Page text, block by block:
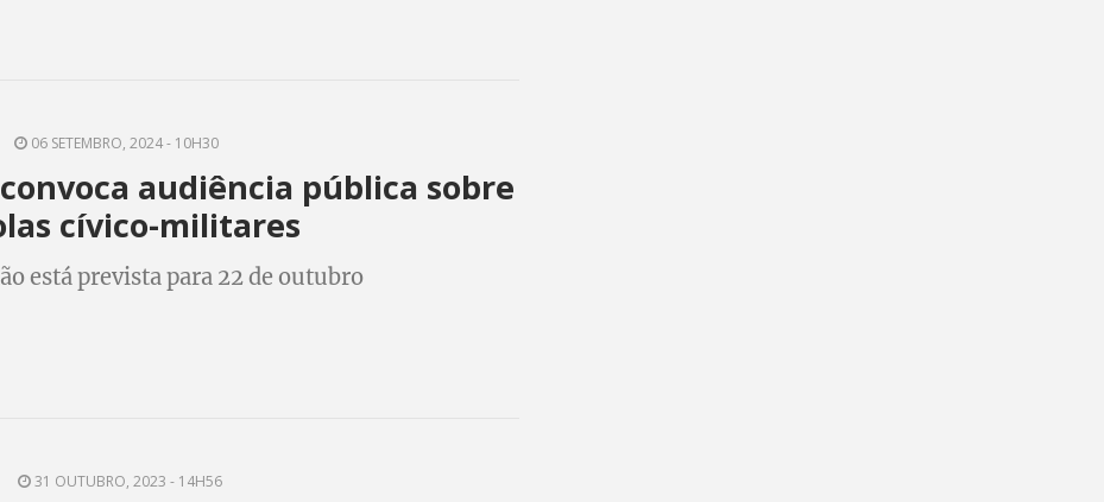
06 SETEMBRO, 2024 - 10H30
convoca audiência pública sobre
cívico-militares
está prevista para 22 de outubro
31 OUTUBRO, 2023 - 14H56